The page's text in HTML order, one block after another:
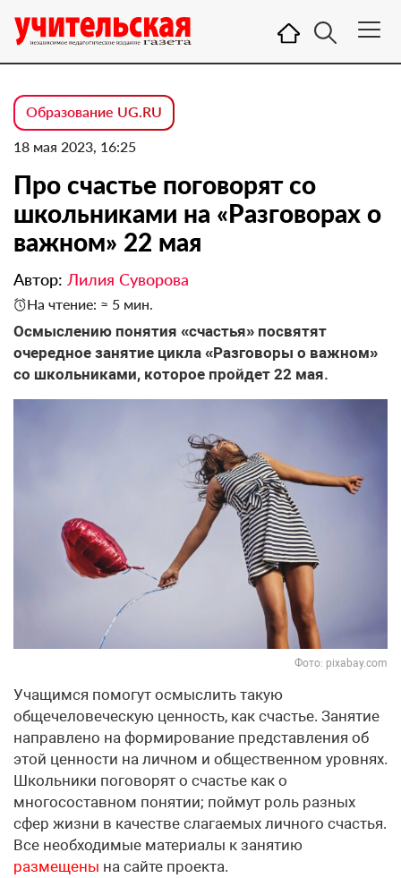
Образование UG.RU
18 мая 2023, 16:25
Про счастье поговорят со
школьниками на «Разговорах о
важном» 22 мая
Автор: Лилия Суворова
На чтение: ≈ 5 мин.
Осмыслению понятия «счастья» посвятят
очередное занятие цикла «Разговоры о важном»
со школьниками, которое пройдет 22 мая.
Фото: pixabay.com
Учащимся помогут осмыслить такую
общечеловеческую ценность, как счастье. Занятие
направлено на формирование представления об
этой ценности на личном и общественном уровнях.
Школьники поговорят о счастье как о
многосоставном понятии; поймут роль разных
сфер жизни в качестве слагаемых личного счастья.
Все необходимые материалы к занятию
размещены на сайте проекта.